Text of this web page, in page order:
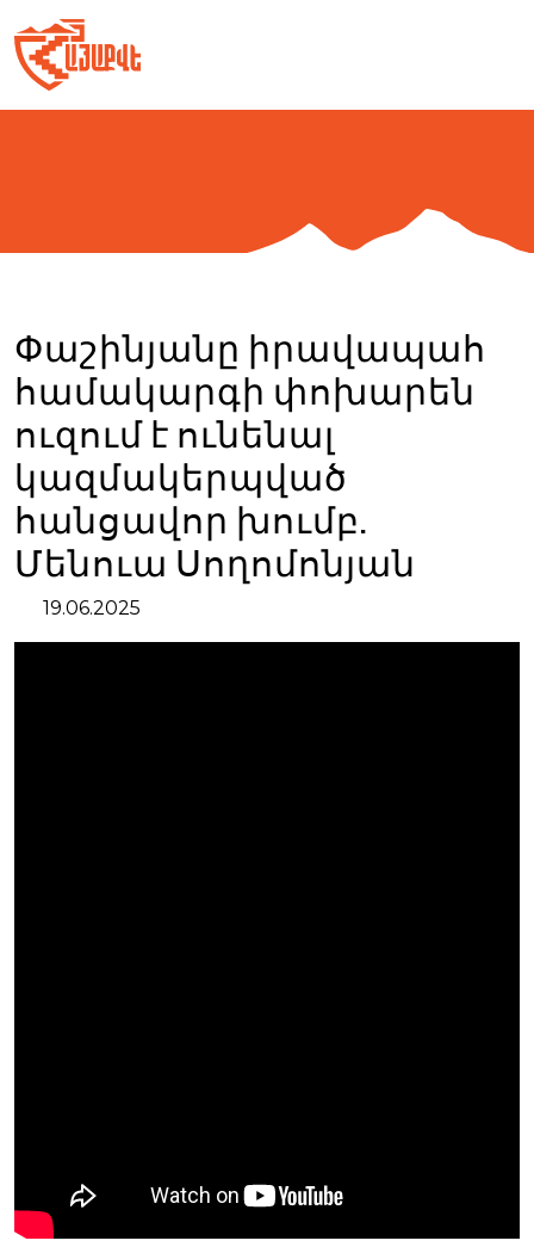
to
content
Փաշինյանը իրավապահ
համակարգի փոխարեն
ուզում է ունենալ
կազմակերպված
հանցավոր խումբ.
Մենուա Սողոմոնյան
19.06.2025